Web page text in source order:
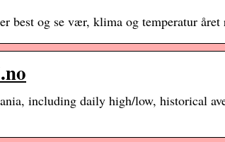
best og se vær, klima og temperatur året
including daily high/low, historical